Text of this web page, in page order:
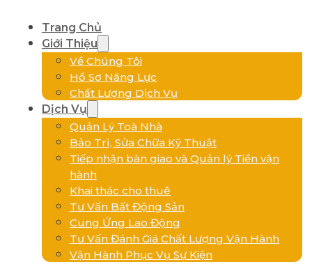
Trang Chủ
Giới Thiệu
Về Chúng Tôi
Hồ Sơ Năng Lực
Chất Lượng Dịch Vụ
Dịch Vụ
Quản Lý Toà Nhà
Bảo Trì, Sửa Chữa Kỹ Thuật
Tiếp nhận bàn giao và Quản lý Tiền vận
hành
Khai thác cho thuê
Tư Vấn Bất Động Sản
Cung Ứng Lao Động
Tư Vấn Đánh Giá Chất Lượng Vận Hành
Vận Hành Phục Vụ Sự Kiện